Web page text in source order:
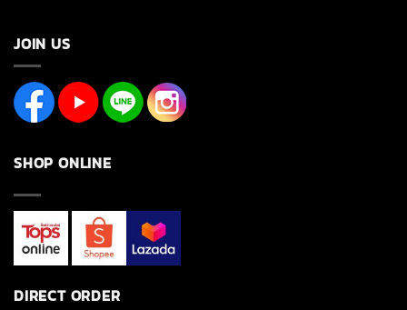
JOIN US
SHOP ONLINE
DIRECT ORDER